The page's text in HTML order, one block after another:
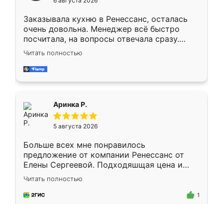
мебели буду заказывать только здесь.
Заказывала кухню в Ренессанс, осталась
очень довольна. Менеджер всё быстро
посчитала, на вопросы отвечала сразу.
Замерщик приехал в субботу, подошёл к
делу со всей ответственностью. Собрали
за день, ребята работали аккуратно, даже
Читать полностью
Аринка Р.
5 августа 2026
Больше всех мне понравилось
предложение от компании Ренессанс от
Елены Сергеевой. Подходяшщая цена и
короткие сроки изготовления. Приехавший
для замера сотрудник Владислав
предложил по моему эскизу самый
Читать полностью
1